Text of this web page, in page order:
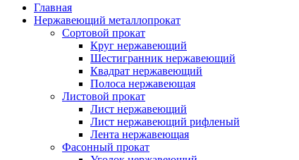
Главная
Нержавеющий металлопрокат
Сортовой прокат
Круг нержавеющий
Шестигранник нержавеющий
Квадрат нержавеющий
Полоса нержавеющая
Листовой прокат
Лист нержавеющий
Лист нержавеющий рифленый
Лента нержавеющая
Фасонный прокат